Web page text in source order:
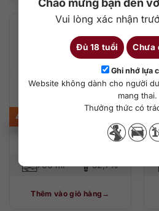
Vui lòng xác nhận
Đủ 18 tuổi Chưa
Ghi nhớ lựa
Website không dành cho người
mang thai.
Thưởng thức có
45.000.000
700 ml 52,7%
Thêm vào giỏ hàng